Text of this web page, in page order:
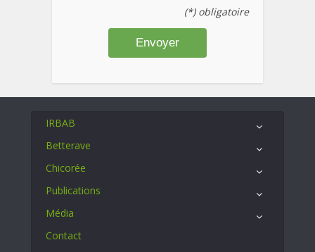
(*) obligatoire
IRBAB
Betterave
Chicorée
Publications
Média
Contact